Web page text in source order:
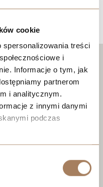
cookie
treści
i
Informacje o tym, jak
partnerom
i analitycznym.
z innymi danymi
podczas